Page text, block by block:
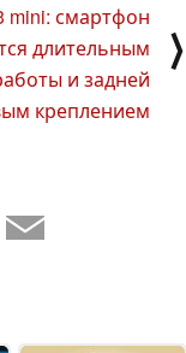
смартфон
длительным
и задней
креплением
⟩